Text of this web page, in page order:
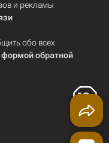
и рекламы
обо всех
формой обратной